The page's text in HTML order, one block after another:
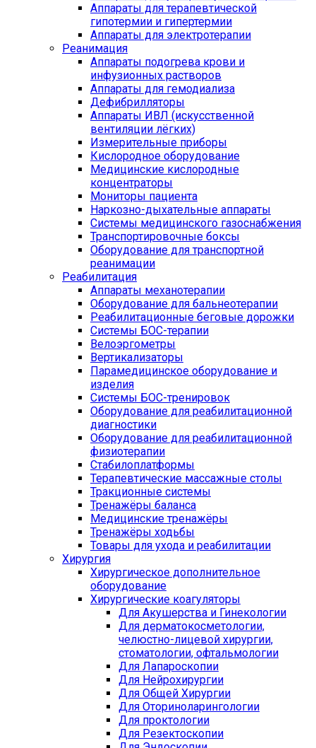
Аппараты для терапевтической
гипотермии и гипертермии
Аппараты для электротерапии
Реанимация
Аппараты подогрева крови и
инфузионных растворов
Аппараты для гемодиализа
Дефибрилляторы
Аппараты ИВЛ (искусственной
вентиляции лёгких)
Измерительные приборы
Кислородное оборудование
Медицинские кислородные
концентраторы
Мониторы пациента
Наркозно-дыхательные аппараты
Системы медицинского газоснабжения
Транспортировочные боксы
Оборудование для транспортной
реанимации
Реабилитация
Аппараты механотерапии
Оборудование для бальнеотерапии
Реабилитационные беговые дорожки
Системы БОС-терапии
Велоэргометры
Вертикализаторы
Парамедицинское оборудование и
изделия
Системы БОС-тренировок
Оборудование для реабилитационной
диагностики
Оборудование для реабилитационной
физиотерапии
Стабилоплатформы
Терапевтические массажные столы
Тракционные системы
Тренажёры баланса
Медицинские тренажёры
Тренажёры ходьбы
Товары для ухода и реабилитации
Хирургия
Хирургическое дополнительное
оборудование
Хирургические коагуляторы
Для Акушерства и Гинекологии
Для дерматокосметологии,
челюстно-лицевой хирургии,
стоматологии, офтальмологии
Для Лапароскопии
Для Нейрохирургии
Для Общей Хирургии
Для Оториноларингологии
Для проктологии
Для Резектоскопии